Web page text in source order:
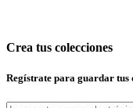
Crea tus colecciones
Regístrate para guardar tus